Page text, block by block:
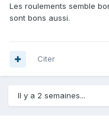
Les roulements semble
sont bons aussi.
Citer
Il y a 2 semaines...